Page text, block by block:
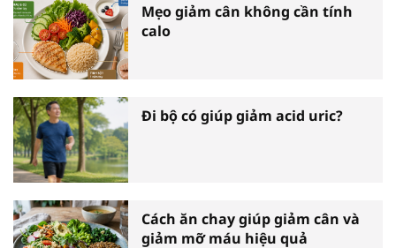
Mẹo giảm cân không cần tính
calo
Đi bộ có giúp giảm acid uric?
Cách ăn chay giúp giảm cân và
giảm mỡ máu hiệu quả